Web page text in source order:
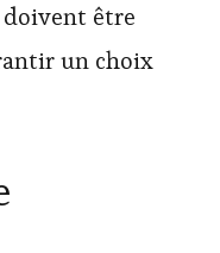
être
un choix